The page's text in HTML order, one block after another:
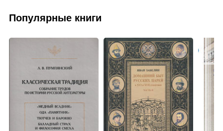
Популярные книги